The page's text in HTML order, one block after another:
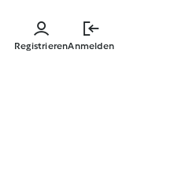
RegistrierenAnmelden